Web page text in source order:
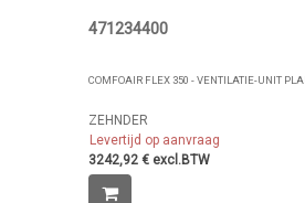
471234400
COMFOAIR FLEX 350 - VENTILATIE-UNIT
ZEHNDER
Levertijd op aanvraag
3242,92 € excl.BTW